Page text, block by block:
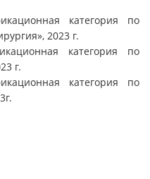
категория по
2023 г.
категория по
г.
категория по